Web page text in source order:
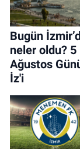
Bugün
neler oldu? 5
Ağustos
İz'i